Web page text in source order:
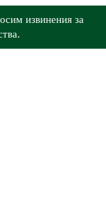
извинения за